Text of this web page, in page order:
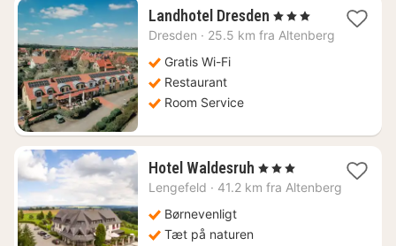
Landhotel Dresden 1
nat
, 3 Stjerner
Dresden · 25.5 km fra Altenberg
Gratis Wi-Fi
Restaurant
Room Service
Hotel Waldesruh 1
nat
, 3 Stjerner
Lengefeld · 41.2 km fra Altenberg
Børnevenligt
Tæt på naturen